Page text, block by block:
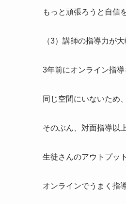
もっと頑張ろうと自信
（3）講師の指導力が
3年前にオンライン指導
同じ空間にいないため
そのぶん、対面指導以
生徒さんのアウトプッ
オンラインでうまく指